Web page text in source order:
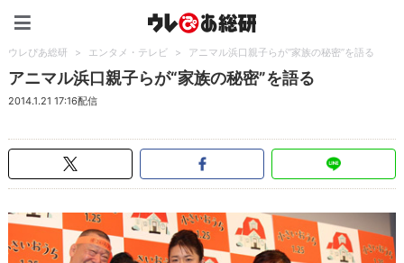
ウレぴあ総研 > エンタメ・テレビ > アニマル浜口親子らが“家族の秘密”を語る
アニマル浜口親子らが“家族の秘密”を語る
2014.1.21 17:16配信